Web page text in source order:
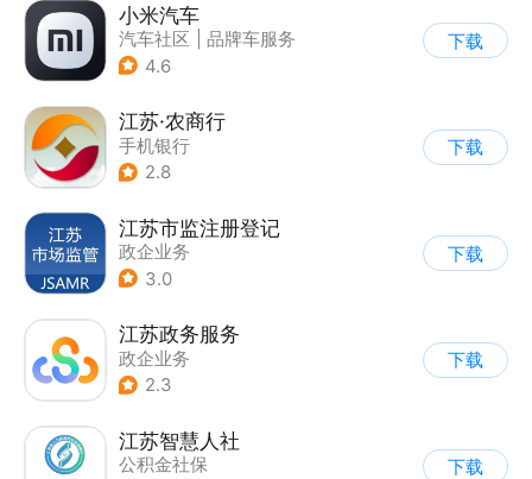
小米汽车
汽车社区
品牌车服务
4.6
下载
江苏·农商行
手机银行
2.8
下载
江苏市监注册登记
政企业务
3.0
下载
江苏政务服务
政企业务
2.3
下载
江苏智慧人社
公积金社保
下载